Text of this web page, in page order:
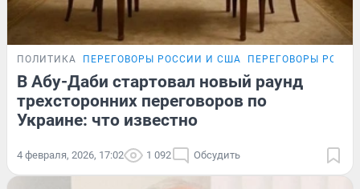
ПОЛИТИКА ПЕРЕГОВОРЫ РОССИИ И США ПЕРЕГОВОРЫ
В Абу-Даби стартовал новый раунд
трехсторонних переговоров по
Украине: что известно
4 февраля, 2026, 17:02 1 092 Обсудить